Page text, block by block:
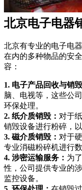
北京电子电器
北京有专业的电子电
在内的多种物品的安
容：
1. 电子产品回收与销毁
脑、电视等，这些公
环保处理。
2. 纸介质销毁： 对于
销毁设备进行粉碎，
3. 磁介质销毁： 对于
专业消磁粉碎机进行
4. 涉密运输服务： 为
性，公司提供专业的
监控设备。